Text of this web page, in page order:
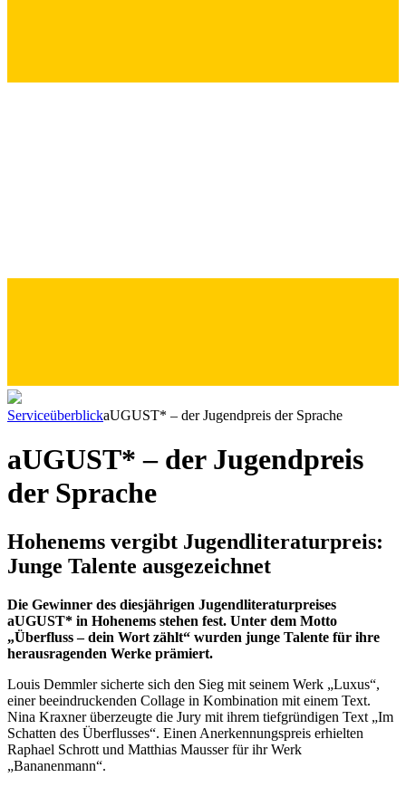
ServiceüberblickaUGUST* – der Jugendpreis der Sprache
aUGUST* – der Jugendpreis
der Sprache
Hohenems vergibt Jugendliteraturpreis:
Junge Talente ausgezeichnet
Die Gewinner des diesjährigen Jugendliteraturpreises
aUGUST* in Hohenems stehen fest. Unter dem Motto
„Überfluss – dein Wort zählt“ wurden junge Talente für ihre
herausragenden Werke prämiert.
Louis Demmler sicherte sich den Sieg mit seinem Werk „Luxus“,
einer beeindruckenden Collage in Kombination mit einem Text.
Nina Kraxner überzeugte die Jury mit ihrem tiefgründigen Text „Im
Schatten des Überflusses“. Einen Anerkennungspreis erhielten
Raphael Schrott und Matthias Mausser für ihr Werk
„Bananenmann“.